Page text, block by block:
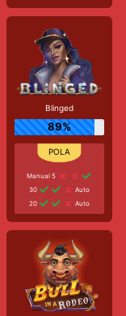
Blinged
89%
Manual 5
30
Auto
20
Auto